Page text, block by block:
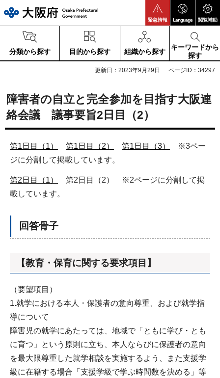
緊急情報 Language 閲覧補助
分類から探す 目的から探す 組織から探す
キーワードから
探す
更新日：2023年9月29日 ページID：34297
障害者の自立と完全参加を目指す大阪連
絡会議 議事要旨2日目（2）
第1日目（1） 第1日目（2） 第1日目（3）
※3ペー
ジに分割して掲載しています。
第2日目（1）
第2日目（2） ※2ページに分割して掲
載しています。
回答骨子
【教育・保育に関する要求項目】
（要望項目）
1.就学における本人・保護者の意向尊重、および就学指
導について
障害児の就学にあたっては、地域で「ともに学び・とも
に育つ」という原則に立ち、本人ならびに保護者の意向
を最大限尊重した就学相談を実施するよう、また支援学
級に在籍する場合「支援学級で学ぶ時間数を決める」等